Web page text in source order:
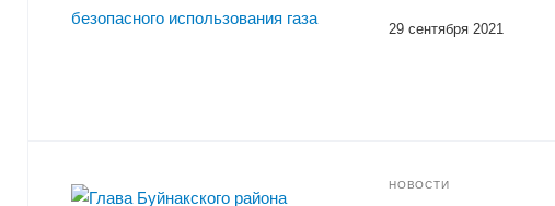
29 сентября 2021
НОВОСТИ